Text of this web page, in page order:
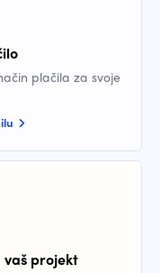
plačila za svoje
vaš projekt